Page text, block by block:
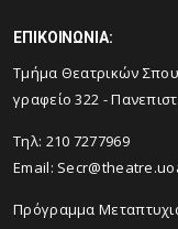
ΕΠΙΚΟΙΝΩΝΙΑ:
Tμήμα Θεατρικών
γραφείο 322 -
Τηλ: 210 7277969
Email:
Πρόγραμμα